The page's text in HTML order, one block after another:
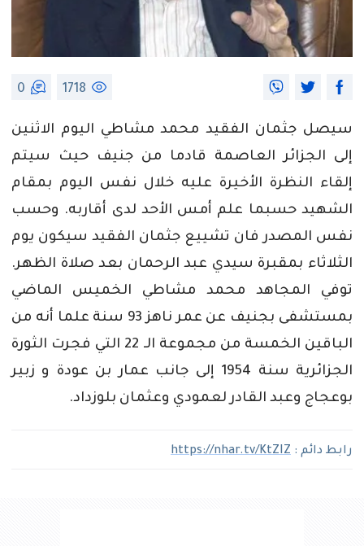
1718
0
سيصل جثمان الفقيد محمد مشاطي اليوم الاثنين
إلى الجزائر العاصمة قادما من جنيف حيث سيتم
إلقاء النظرة الأخيرة عليه خلال نفس اليوم بمقام
الشهيد حسبما علم أمس الأحد لدى أقاربه. وحسب
نفس المصدر فان تشييع جثمان الفقيد سيكون يوم
الثلاثاء بمقبرة سيدي عبد الرحمان بعد صلاة الظهر.
توفي المجاهد محمد مشاطي الخميس الماضي
بمستشفى بجنيف عن عمر ناهز 93 سنة علما أنه من
الباقين الخمسة من مجموعة الـ 22 التي فجرت الثورة
الجزائرية سنة 1954 إلى جانب عمار بن عودة و زبير
بوعجاج وعبد القادر لعمودي وعثمان بلوزداد.
رابط دائم : https://nhar.tv/KtZIZ